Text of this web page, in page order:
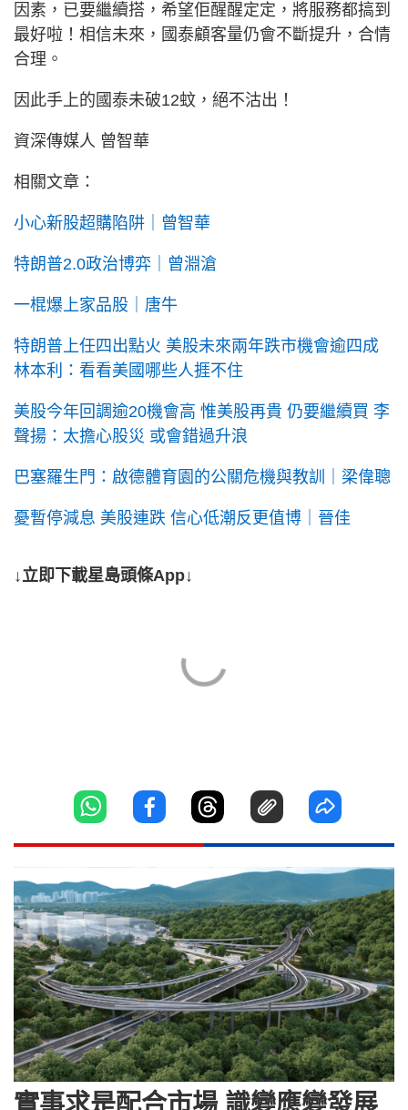
因素，已要繼續搭，希望佢醒醒定定，將服務都搞到
最好啦！相信未來，國泰顧客量仍會不斷提升，合情
合理。
因此手上的國泰未破12蚊，絕不沽出！
資深傳媒人 曾智華
相關文章：
小心新股超購陷阱｜曾智華
特朗普2.0政治博弈｜曾淵滄
一棍爆上家品股｜唐牛
特朗普上任四出點火 美股未來兩年跌市機會逾四成
林本利：看看美國哪些人捱不住
美股今年回調逾20機會高 惟美股再貴 仍要繼續買 李
聲揚：太擔心股災 或會錯過升浪
巴塞羅生門：啟德體育園的公關危機與教訓｜梁偉聰
憂暫停減息 美股連跌 信心低潮反更值博｜晉佳
↓立即下載星島頭條App↓
實事求是配合市場 識變應變發展